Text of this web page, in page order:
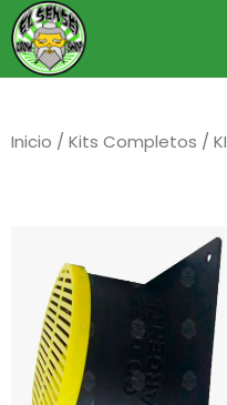
al
contenido
Inicio / Kits Completos /